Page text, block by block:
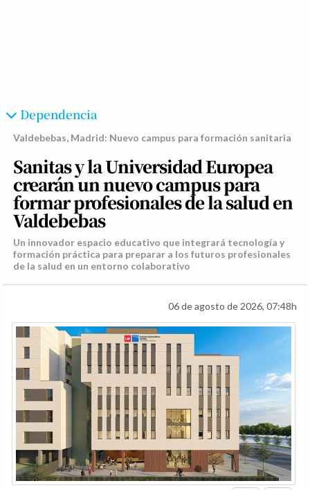
Dependencia
Valdebebas, Madrid: Nuevo campus para formación sanitaria
Sanitas y la Universidad Europea
crearán un nuevo campus para
formar profesionales de la salud en
Valdebebas
Un innovador espacio educativo que integrará tecnología y
formación práctica para preparar a los futuros profesionales
de la salud en un entorno colaborativo
06 de agosto de 2026, 07:48h